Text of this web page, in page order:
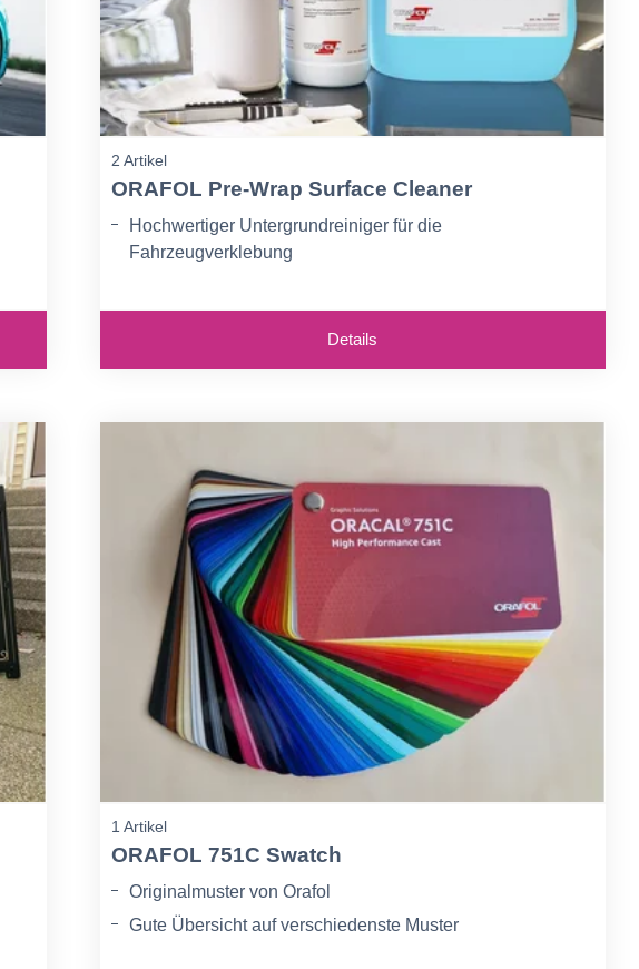
2 Artikel
ORAFOL Pre-Wrap Surface Cleaner
Hochwertiger Untergrundreiniger für die
Fahrzeugverklebung
Details
1 Artikel
ORAFOL 751C Swatch
Originalmuster von Orafol
Gute Übersicht auf verschiedenste Muster